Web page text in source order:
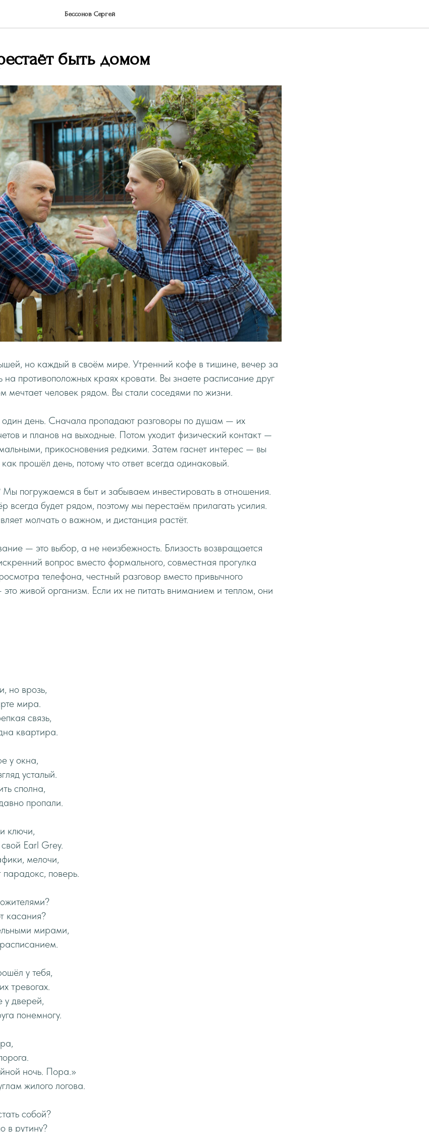
Бессонов Сергей
быть домом
но каждый в своём мире. Утренний кофе в тишине, вечер за
противоположных краях кровати. Вы знаете расписание друг
мечтает человек рядом. Вы стали соседями по жизни.
один день. Сначала пропадают разговоры по душам — их
и планов на выходные. Потом уходит физический контакт —
прикосновения редкими. Затем гаснет интерес — вы
прошёл день, потому что ответ всегда одинаковый.
Мы погружаемся в быт и забываем инвестировать в отношения.
всегда будет рядом, поэтому мы перестаём прилагать усилия.
молчать о важном, и дистанция растёт.
— это выбор, а не неизбежность. Близость возвращается
вопрос вместо формального, совместная прогулка
телефона, честный разговор вместо привычного
живой организм. Если их не питать вниманием и теплом, они
но врозь,
мира.
связь,
квартира.
у окна,
усталый.
сполна,
пропали.
ключи,
Earl Grey.
мелочи,
поверь.
касания?
мирами,
у тебя,
тревогах.
у дверей,
понемногу.
ночь. Пора.»
жилого логова.
собой?
в рутину?